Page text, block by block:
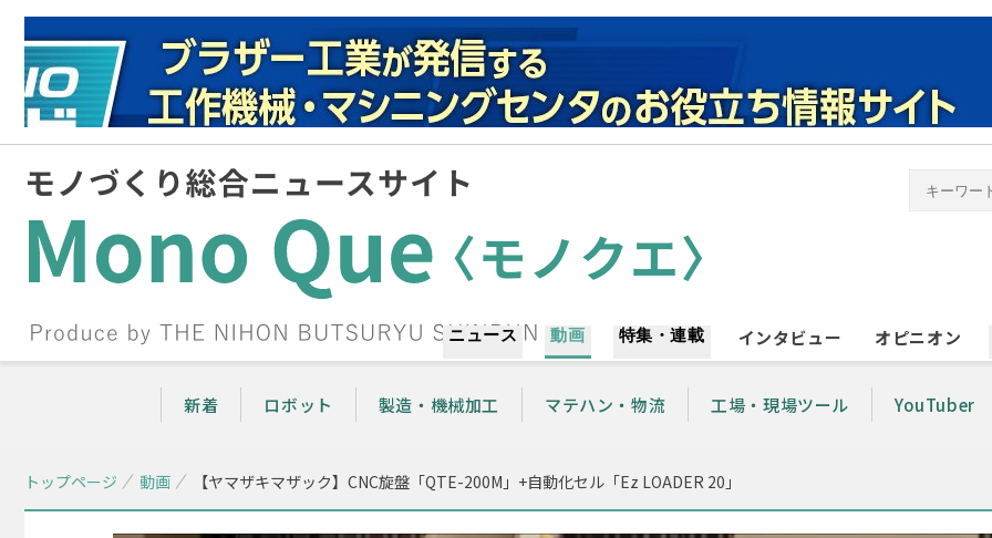
ニュース 動画 特集・連載 インタビュー オピニオン
新着 ロボット 製造・機械加工 マテハン・物流 工場・現場ツール YouTuber
トップページ 動画 【ヤマザキマザック】CNC旋盤「QTE-200M」+自動化セル「Ez LOADER 20」